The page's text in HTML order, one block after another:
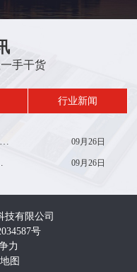
手干货
行业新闻
09月26日
09月26日
技有限公司
号
力
图